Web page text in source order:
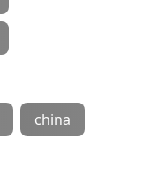
china